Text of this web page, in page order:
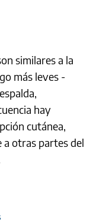
similares a la
más leves -
hay
cutánea,
a otras partes del